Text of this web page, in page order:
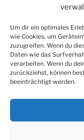
Um dir ein optimales
wie Cookies, um
zuzugreifen. Wenn du
Daten wie das
verarbeiten. Wenn du
zurückziehst, können
beeinträchtigt werden.